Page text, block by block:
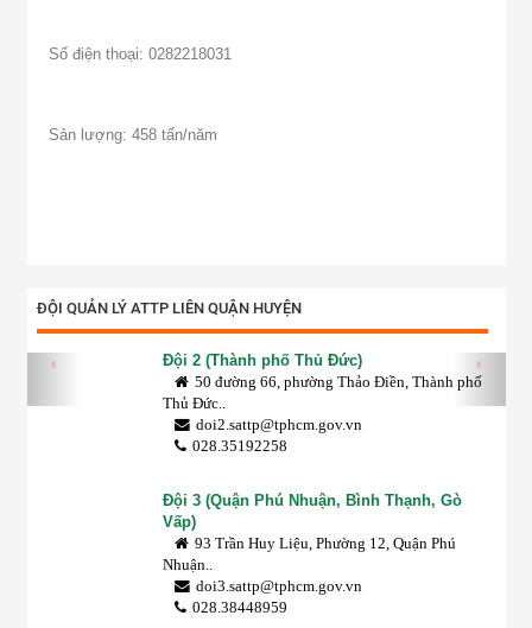
Số điện thoại: 0282218031
Sản lượng: 458 tấn/năm
ĐỘI QUẢN LÝ ATTP LIÊN QUẬN HUYỆN
Đội 2 (Thành phố Thủ Đức)
50 đường 66, phường Thảo Điền, Thành phố
Thủ Đức..
doi2.sattp@tphcm.gov.vn
028.35192258
Đội 3 (Quận Phú Nhuận, Bình Thạnh, Gò
Vấp)
93 Trần Huy Liệu, Phường 12, Quận Phú
Nhuận..
doi3.sattp@tphcm.gov.vn
028.38448959
‹ ›